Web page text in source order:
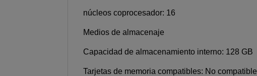
núcleos coprocesador: 16
Medios de almacenaje
Capacidad de almacenamiento interno: 128 GB
Tarjetas de memoria compatibles: No compatible